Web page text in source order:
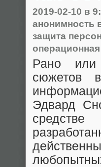
2019-02-10 в
анонимность
защита
Рано или
сюжетов
Эдвард